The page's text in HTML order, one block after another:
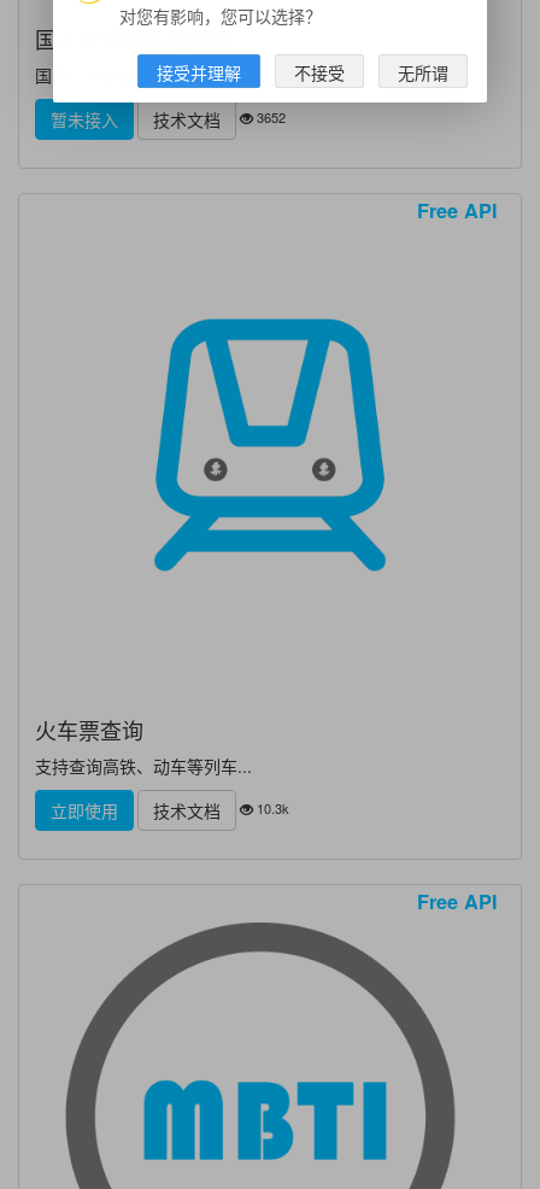
国内运营商基站信息
国内三网运营商基站位置信...
暂未接入
技术文档 3652
Free API
火车票查询
支持查询高铁、动车等列车...
立即使用
技术文档 10.3k
Free API
对您有影响，您可以选择？
接受并理解 不接受 无所谓